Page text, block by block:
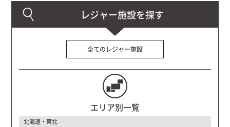
全てのレジャー施設
エリア別一覧
北海道・東北